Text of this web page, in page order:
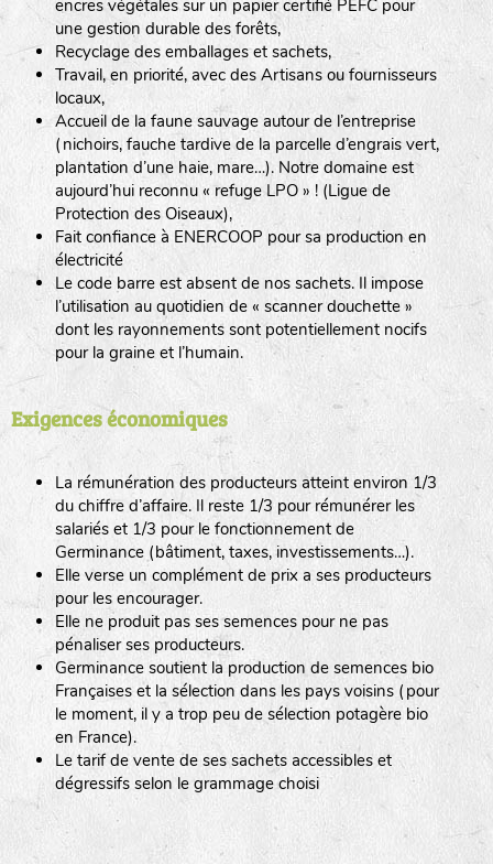
encres végétales sur un papier certifié PEFC pour
une gestion durable des forêts,
Recyclage des emballages et sachets,
Travail, en priorité, avec des Artisans ou fournisseurs
locaux,
Accueil de la faune sauvage autour de l’entreprise
(nichoirs, fauche tardive de la parcelle d’engrais vert,
plantation d’une haie, mare…). Notre domaine est
aujourd’hui reconnu « refuge LPO » ! (Ligue de
Protection des Oiseaux),
Fait confiance à ENERCOOP pour sa production en
électricité
Le code barre est absent de nos sachets. Il impose
l’utilisation au quotidien de « scanner douchette »
dont les rayonnements sont potentiellement nocifs
pour la graine et l’humain.
Exigences économiques
La rémunération des producteurs atteint environ 1/3
du chiffre d’affaire. Il reste 1/3 pour rémunérer les
salariés et 1/3 pour le fonctionnement de
Germinance (bâtiment, taxes, investissements…).
Elle verse un complément de prix a ses producteurs
pour les encourager.
Elle ne produit pas ses semences pour ne pas
pénaliser ses producteurs.
Germinance soutient la production de semences bio
Françaises et la sélection dans les pays voisins (pour
le moment, il y a trop peu de sélection potagère bio
en France).
Le tarif de vente de ses sachets accessibles et
dégressifs selon le grammage choisi